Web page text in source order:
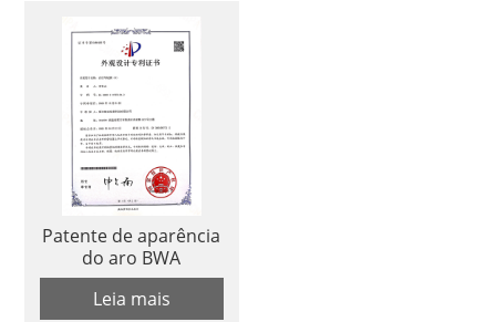
Patente de aparência
do aro BWA
Leia mais